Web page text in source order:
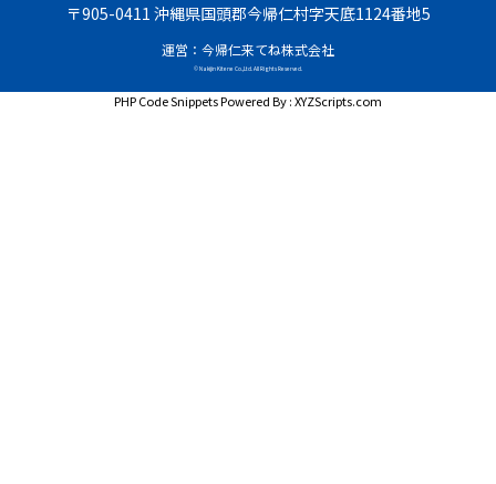
〒905-0411 沖縄県国頭郡今帰仁村字天底1124番地5
運営：今帰仁来てね株式会社
© Nakijin Kitene Co.,Ltd. All Rights Reserved.
PHP Code SnippetsPowered By :XYZScripts.com